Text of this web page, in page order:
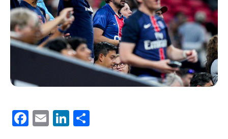
Facebook
EmailLinkedIn